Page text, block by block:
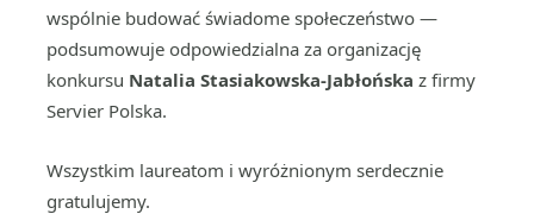
wspólnie budować świadome społeczeństwo —
podsumowuje odpowiedzialna za organizację
konkursu Natalia Stasiakowska-Jabłońska z firmy
Servier Polska.
Wszystkim laureatom i wyróżnionym serdecznie
gratulujemy.